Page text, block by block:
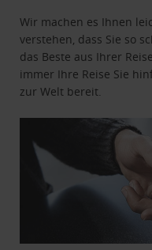
Wir machen es Ihnen
verstehen, dass Sie so
das Beste aus Ihrer
immer Ihre Reise Sie
zur Welt bereit.